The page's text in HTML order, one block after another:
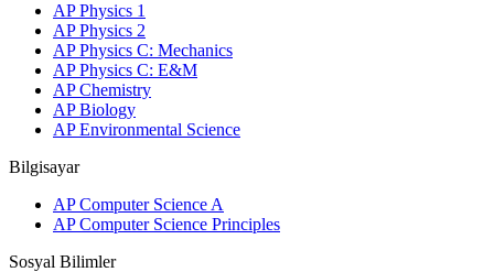
AP Physics 1
AP Physics 2
AP Physics C: Mechanics
AP Physics C: E&M
AP Chemistry
AP Biology
AP Environmental Science
Bilgisayar
AP Computer Science A
AP Computer Science Principles
Sosyal Bilimler